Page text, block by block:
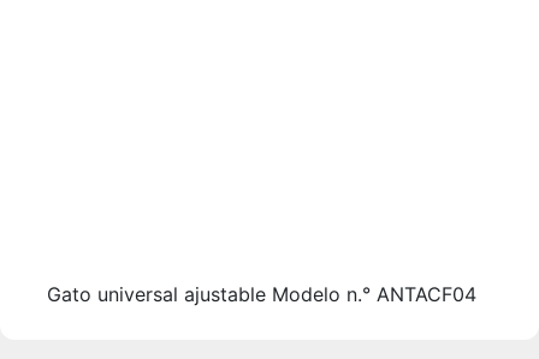
Gato universal ajustable Modelo n.° ANTACF04